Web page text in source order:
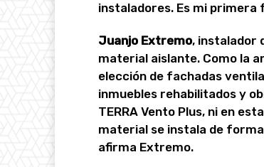
instaladores. Es mi primera
Juanjo Extremo, instalador
material aislante. Como la
elección de fachadas
inmuebles rehabilitados y
TERRA Vento Plus, ni en
material se instala de
afirma Extremo.